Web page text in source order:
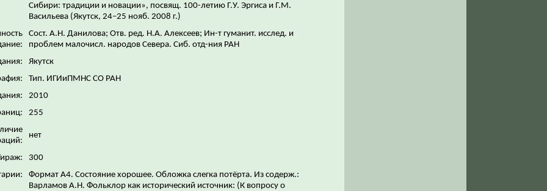
Сибири: традиции и новации», посвящ. 100-летию Г.У. Эргиса и Г.М.
Васильева (Якутск, 24–25 нояб. 2008 г.)
Сост. А.Н. Данилова; Отв. ред. Н.А. Алексеев; Ин-т гуманит. исслед. и
проблем малочисл. народов Севера. Сиб. отд-ния РАН
Якутск
Тип. ИГИиПМНС СО РАН
2010
255
нет
300
Формат А4. Состояние хорошее. Обложка слегка потёрта. Из содерж.:
Варламов А.Н. Фольклор как исторический источник: (К вопросу о